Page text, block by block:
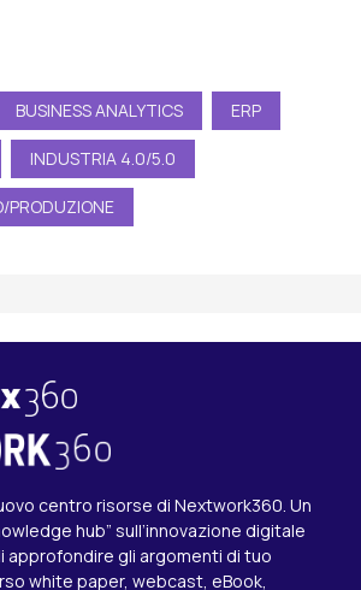
BUSINESS ANALYTICS ERP
INDUSTRIA 4.0/5.0
PRODUZIONE
centro risorse di Nextwork360. Un
hub” sull’innovazione digitale
approfondire gli argomenti di tuo
white paper, webcast, eBook,